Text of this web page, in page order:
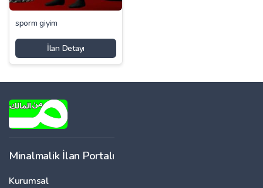
sporm giyim
İlan Detayı
Minalmalik İlan Portalı
Kurumsal